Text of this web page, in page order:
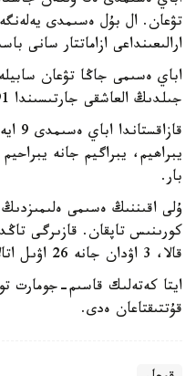
ارالىعىنداعى ازاماتتار سانى باسىم -
اباي ەسىمى جاڭا تۋعان
جىلدىڭ العاشقى جارتىسىندا 91 بالاعا وسى ەسىم بەرىلگەن.
بار.
ۇلى اقىننىڭ ەسىمى ەلىمىزدىڭ
قالا، 3 اۋدان جانە 26 اۋىل اتالادى.
ايتا كەتەلىك قاسىم-جومارت
قۇتتىقتاعان ەدى.